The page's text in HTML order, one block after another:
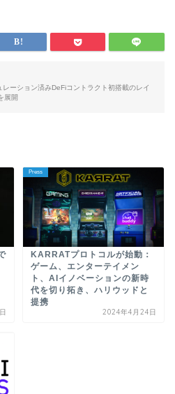
ーション済みDeFiコントラクト初搭載のレイ
展開
Press
KARRATプロトコルが始動：
ゲーム、エンターテイメン
ト、AIイノベーションの新時
代を切り拓き、ハリウッドと
提携
2024年4月24日